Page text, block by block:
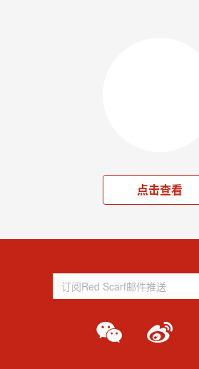
点击查看